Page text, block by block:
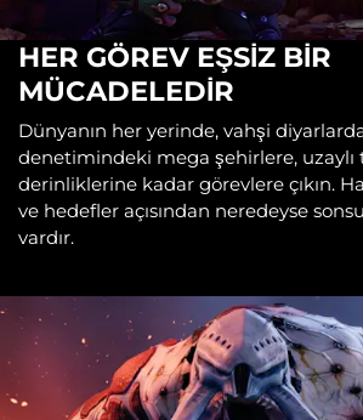
HER GÖREV EŞSİZ BİR
MÜCADELEDİR
Dünyanın her yerinde, vahşi
denetimindeki mega şehirlere, uzaylı
derinliklerine kadar görevlere çıkın.
ve hedefler açısından neredeyse
vardır.